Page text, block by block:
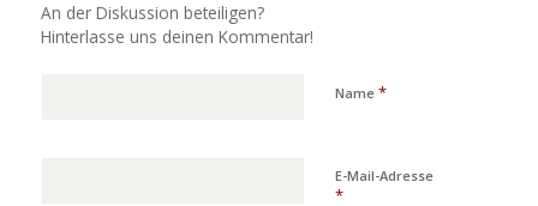
An der Diskussion beteiligen?
Hinterlasse uns deinen Kommentar!
Name *
E-Mail-Adresse
*